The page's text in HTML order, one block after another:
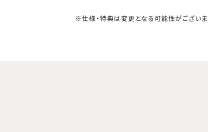
※仕様・特典は変更となる可能性がございま